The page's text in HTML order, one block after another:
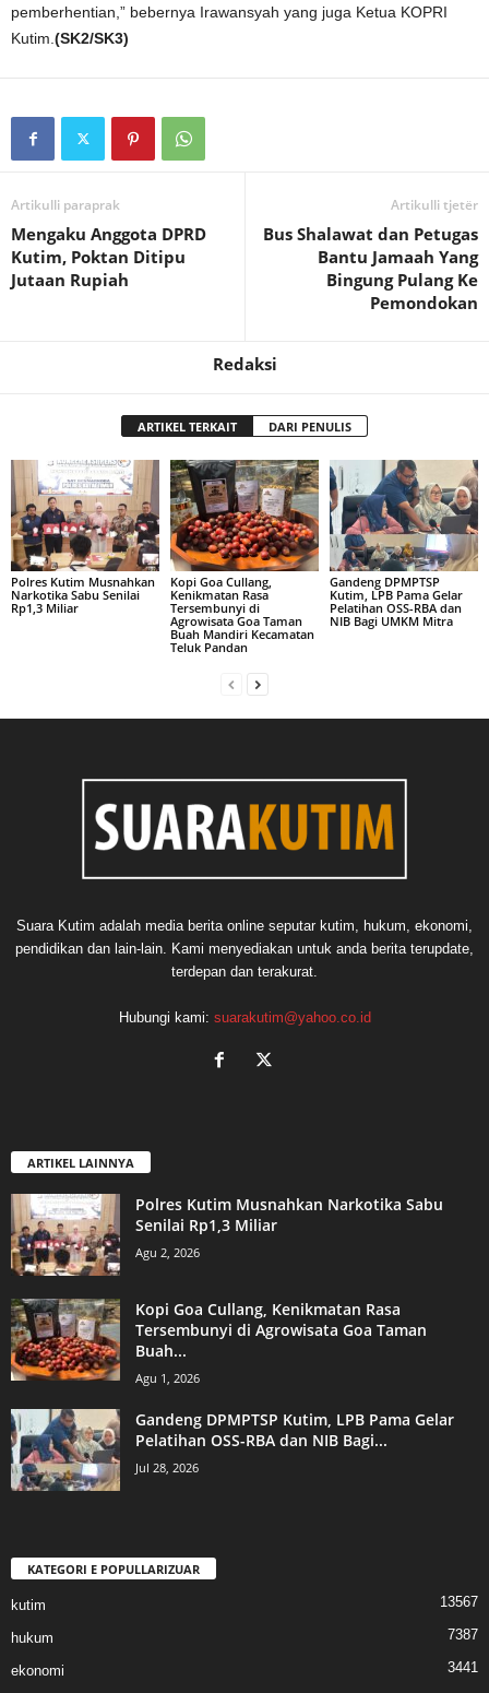
pemberhentian,” bebernya Irawansyah yang juga Ketua KOPRI
Kutim. (SK2/SK3)
Artikulli paraprak
Mengaku Anggota DPRD
Kutim, Poktan Ditipu
Jutaan Rupiah
Artikulli tjetër
Bus Shalawat dan Petugas
Bantu Jamaah Yang
Bingung Pulang Ke
Pemondokan
Redaksi
ARTIKEL TERKAIT DARI PENULIS
Polres Kutim Musnahkan
Narkotika Sabu Senilai
Rp1,3 Miliar
Kopi Goa Cullang,
Kenikmatan Rasa
Tersembunyi di
Agrowisata Goa Taman
Buah Mandiri Kecamatan
Teluk Pandan
Gandeng DPMPTSP
Kutim, LPB Pama Gelar
Pelatihan OSS-RBA dan
NIB Bagi UMKM Mitra
Suara Kutim adalah media berita online seputar kutim, hukum, ekonomi,
pendidikan dan lain-lain. Kami menyediakan untuk anda berita terupdate,
terdepan dan terakurat.
Hubungi kami: suarakutim@yahoo.co.id
ARTIKEL LAINNYA
Polres Kutim Musnahkan Narkotika Sabu
Senilai Rp1,3 Miliar
Agu 2, 2026
Kopi Goa Cullang, Kenikmatan Rasa
Tersembunyi di Agrowisata Goa Taman
Buah...
Agu 1, 2026
Gandeng DPMPTSP Kutim, LPB Pama Gelar
Pelatihan OSS-RBA dan NIB Bagi...
Jul 28, 2026
KATEGORI E POPULLARIZUAR
kutim 13567
hukum 7387
ekonomi
3441